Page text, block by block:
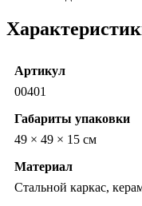
Артикул
00401
Габариты упаковки
49 × 49 × 15 см
Материал
Стальной каркас,